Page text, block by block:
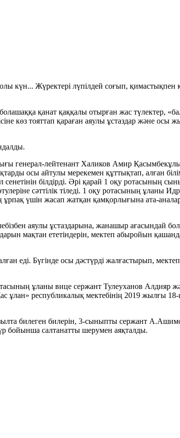
күн... Жүректері лүпілдей соғып,
қанат қаққалы отырған жас түлектер,
көз тояттап қараған аяулы ұстаздар және
генерал-лейтенант Халиков Амир
осы айтулы мерекемен құттықтап, алған
білдірді. Әрі қарай 1 оқу ротасының
сәттілік тіледі. 1 оқу ротасының ұланы
үшін жасап жатқан қамқорлығына ата-аналар
аяулы ұстаздарына, жанашыр ағасындай
мақтан ететіндерін, мектеп абыройын
еді. Бүгінде осы дәстүрді жалғастырып,
ұланы вице сержант Тулеуханов Алдияр
республикалық мектебінің 2019 жылғы 18-
билеген билерін, 3-сыныпты сержант
бойынша салтанатты шерумен аяқталды.